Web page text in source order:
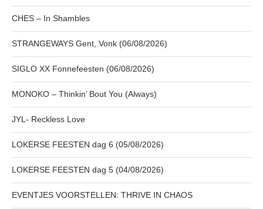
CHES – In Shambles
STRANGEWAYS Gent, Vonk (06/08/2026)
SIGLO XX Fonnefeesten (06/08/2026)
MONOKO – Thinkin’ Bout You (Always)
JYL- Reckless Love
LOKERSE FEESTEN dag 6 (05/08/2026)
LOKERSE FEESTEN dag 5 (04/08/2026)
EVENTJES VOORSTELLEN: THRIVE IN CHAOS